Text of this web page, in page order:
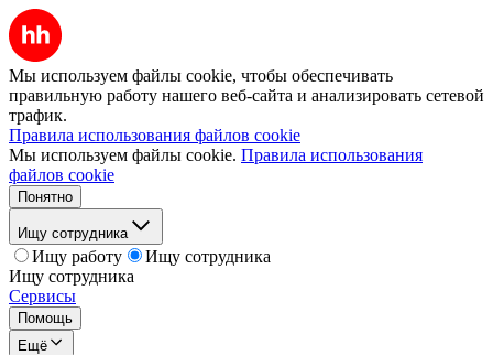
Мы используем файлы cookie, чтобы обеспечивать
правильную работу нашего веб-сайта и анализировать сетевой
трафик.
Правила использования файлов cookie
Мы используем файлы cookie. Правила использования
файлов cookie
Понятно
Ищу сотрудника
Ищу работу
Ищу сотрудника
Ищу сотрудника
Сервисы
Помощь
Ещё